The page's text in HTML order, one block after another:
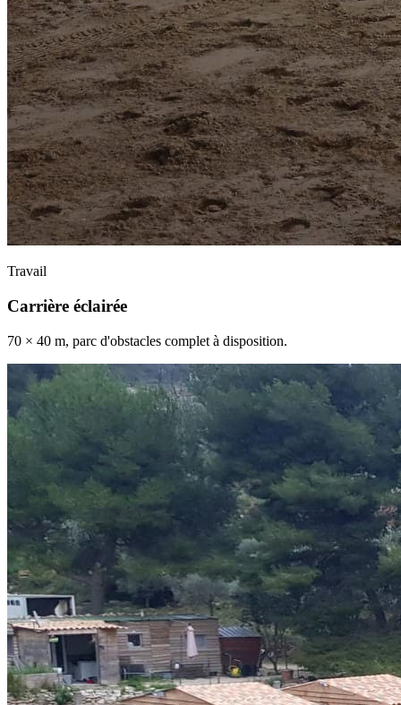
Travail
Carrière éclairée
70 × 40 m, parc d'obstacles complet à disposition.